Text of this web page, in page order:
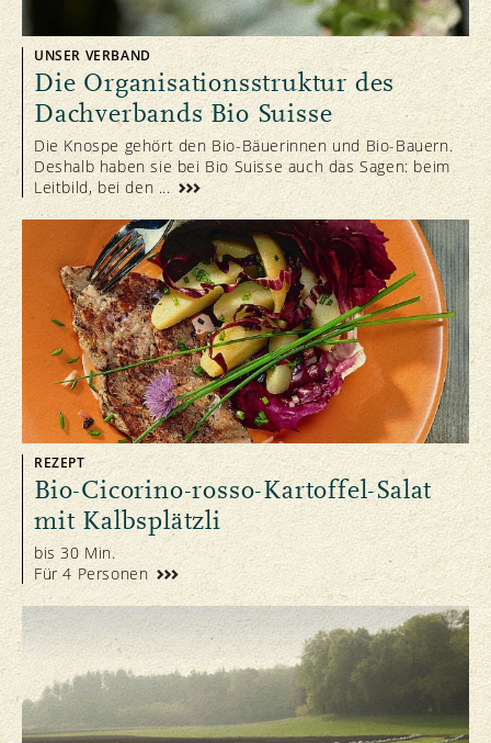
UNSER VERBAND
Die Organisationsstruktur des
Dachverbands Bio Suisse
Die Knospe gehört den Bio-Bäuerinnen und Bio-Bauern.
Deshalb haben sie bei Bio Suisse auch das Sagen: beim
Leitbild, bei den ...
REZEPT
Bio-Cicorino-rosso-Kartoffel-Salat
mit Kalbsplätzli
bis 30 Min.
Für 4 Personen